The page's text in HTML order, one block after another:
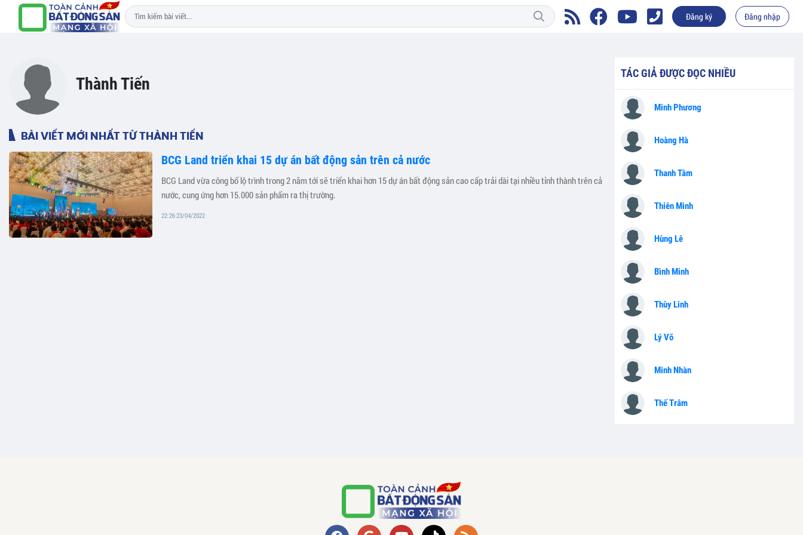
Đăng ký Đăng nhập
Thành Tiến
BÀI VIẾT MỚI NHẤT TỪ THÀNH TIẾN
BCG Land triển khai 15 dự án bất động sản trên cả nước
BCG Land vừa công bố lộ trình trong 2 năm tới sẽ triển khai hơn 15 dự án bất động sản cao cấp trải dài tại nhiều tỉnh thành trên cả
nước, cung ứng hơn 15.000 sản phẩm ra thị trường.
22:26 23/04/2022
TÁC GIẢ ĐƯỢC ĐỌC NHIỀU
Minh Phương
Hoàng Hà
Thanh Tâm
Thiên Minh
Hùng Lê
Bình Minh
Thùy Linh
Lý Võ
Minh Nhàn
Thế Trâm